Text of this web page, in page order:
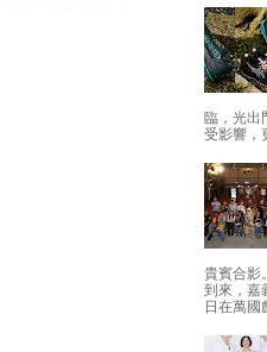
臨，光出
受影響，
貴賓合
到來，嘉
日在萬國